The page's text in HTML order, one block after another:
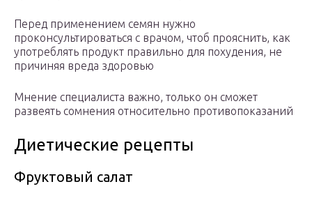
Перед применением семян нужно
проконсультироваться с врачом, чтоб прояснить, как
употреблять продукт правильно для похудения, не
причиняя вреда здоровью
Мнение специалиста важно, только он сможет
развеять сомнения относительно противопоказаний
Диетические рецепты
Фруктовый салат